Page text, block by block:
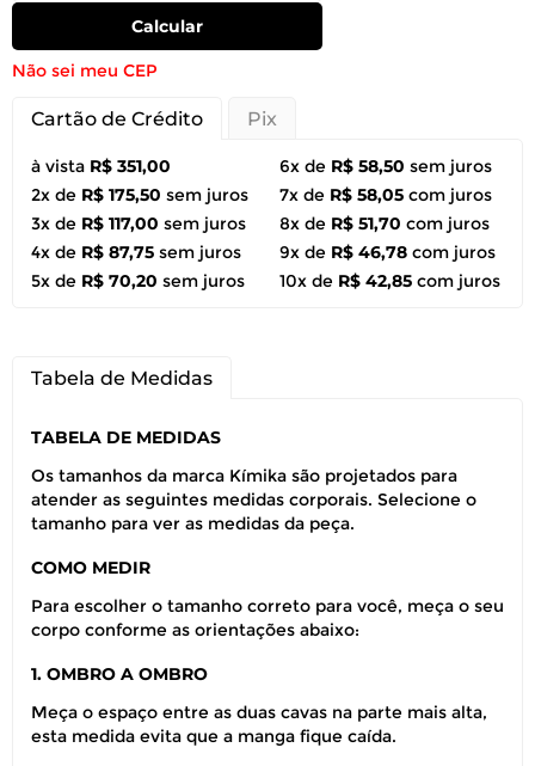
Calcular
Não sei meu CEP
Cartão de Crédito Pix
à vista R$ 351,00
2x de R$ 175,50 sem juros
3x de R$ 117,00 sem juros
4x de R$ 87,75 sem juros
5x de R$ 70,20 sem juros
6x de R$ 58,50 sem juros
7x de R$ 58,05 com juros
8x de R$ 51,70 com juros
9x de R$ 46,78 com juros
10x de R$ 42,85 com juros
Tabela de Medidas
TABELA DE MEDIDAS
Os tamanhos da marca Kímika são projetados para
atender as seguintes medidas corporais. Selecione o
tamanho para ver as medidas da peça.
COMO MEDIR
Para escolher o tamanho correto para você, meça o seu
corpo conforme as orientações abaixo:
1. OMBRO A OMBRO
Meça o espaço entre as duas cavas na parte mais alta,
esta medida evita que a manga fique caída.